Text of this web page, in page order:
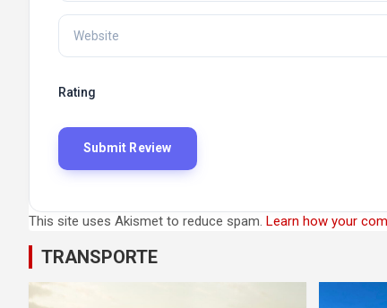
Rating
This site uses Akismet to reduce spam. Learn how your
TRANSPORTE